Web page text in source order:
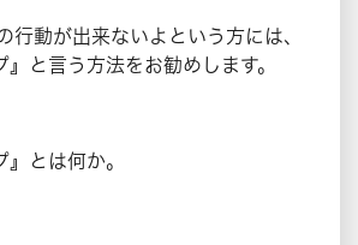
行動が出来ないよという方には、
』と言う方法をお勧めします。
』とは何か。